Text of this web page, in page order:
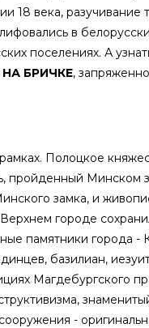
18 века, разучивание
в
поселениях. А
БРИЧКЕ,
Полоцкое
пройденный Минском
замка, и
городе
памятники города -
базилиан,
Магдебургского
-